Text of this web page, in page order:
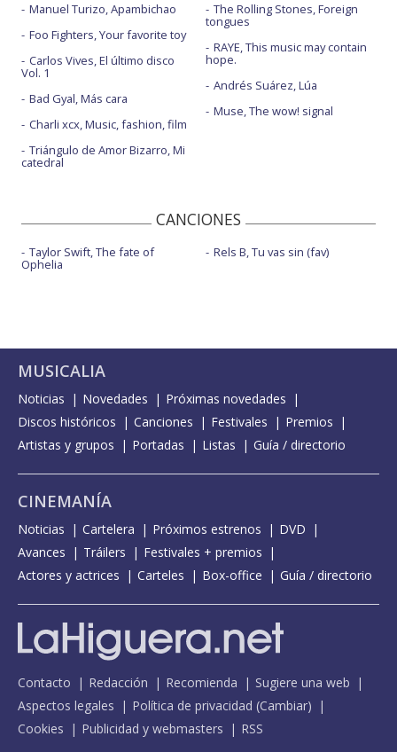
Manuel Turizo, Apambichao
Foo Fighters, Your favorite toy
Carlos Vives, El último disco
Vol. 1
Bad Gyal, Más cara
Charli xcx, Music, fashion, film
Triángulo de Amor Bizarro, Mi
catedral
The Rolling Stones, Foreign
tongues
RAYE, This music may contain
hope.
Andrés Suárez, Lúa
Muse, The wow! signal
CANCIONES
Taylor Swift, The fate of
Ophelia
Rels B, Tu vas sin (fav)
MUSICALIA
Noticias Novedades
Próximas novedades
Discos históricos
Canciones Festivales
Premios
Artistas y grupos
Portadas Listas Guía / directorio
CINEMANÍA
Noticias Cartelera Próximos estrenos
DVD
Avances
Tráilers
Festivales + premios
Actores y actrices
Carteles Box-office Guía / directorio
Contacto Redacción Recomienda
Sugiere una web
Aspectos legales
Política de privacidad (Cambiar)
Cookies
Publicidad y webmasters RSS